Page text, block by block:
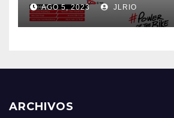
AGO 5, 2023 JLRIO
ARCHIVOS